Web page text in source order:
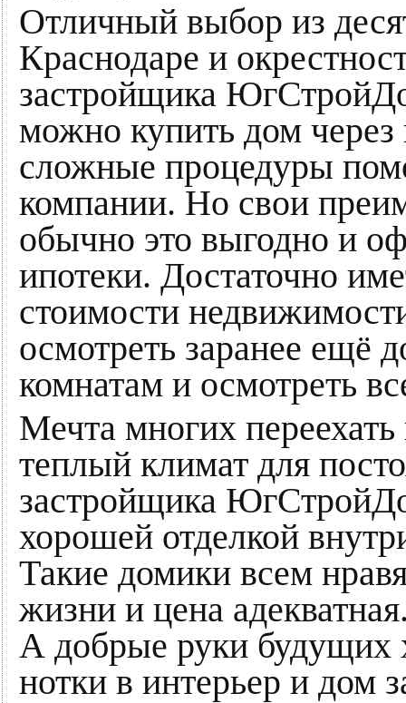
Отличный выбор из
Краснодаре и
застройщика
можно купить дом через
сложные процедуры
компании. Но свои
обычно это выгодно и
ипотеки. Достаточно
стоимости
осмотреть заранее ещё
комнатам и осмотреть
Мечта многих
теплый климат для
застройщика
хорошей отделкой
Такие домики всем
жизни и цена
А добрые руки будущих
нотки в интерьер и дом